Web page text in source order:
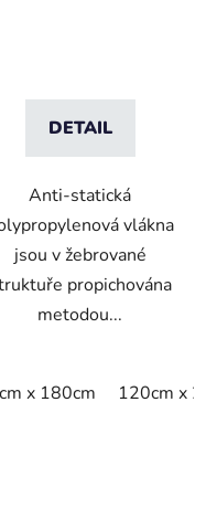
90cm x 150cm
DETAIL
Anti-statická
vlákna
jsou v žebrované
propichována
metodou...
x 180cm 120cm x